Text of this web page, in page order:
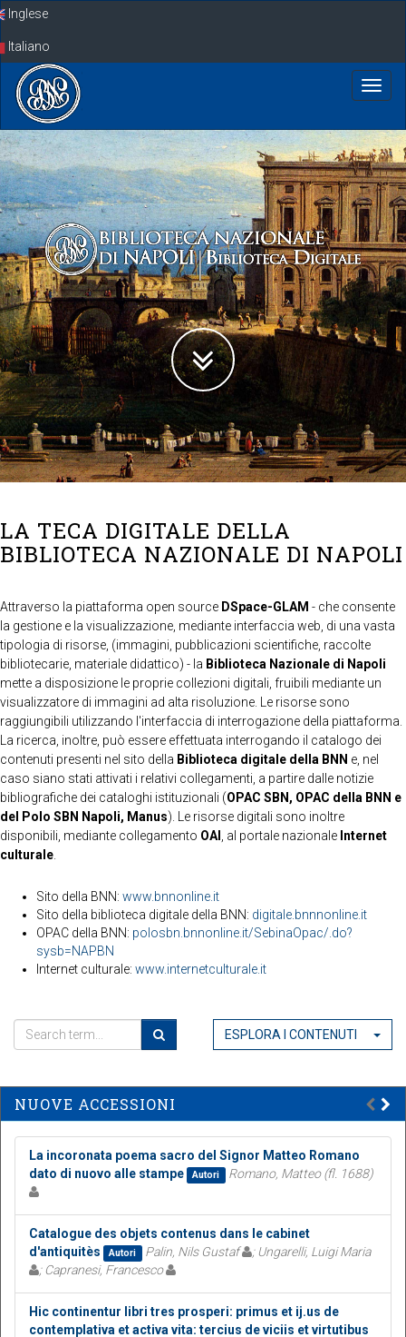
SkipInglese
Italiano
LA TECA DIGITALE DELLA
BIBLIOTECA NAZIONALE DI NAPOLI
Attraverso la piattaforma open source DSpace-GLAM - che consente
la gestione e la visualizzazione, mediante interfaccia web, di una vasta
tipologia di risorse, (immagini, pubblicazioni scientifiche, raccolte
bibliotecarie, materiale didattico) - la Biblioteca Nazionale di Napoli
mette a disposizione le proprie collezioni digitali, fruibili mediante un
visualizzatore di immagini ad alta risoluzione. Le risorse sono
raggiungibili utilizzando l'interfaccia di interrogazione della piattaforma.
La ricerca, inoltre, può essere effettuata interrogando il catalogo dei
contenuti presenti nel sito della Biblioteca digitale della BNN e, nel
caso siano stati attivati i relativi collegamenti, a partire dalle notizie
bibliografiche dei cataloghi istituzionali (OPAC SBN, OPAC della BNN e
del Polo SBN Napoli, Manus). Le risorse digitali sono inoltre
disponibili, mediante collegamento OAI , al portale nazionale Internet
culturale
Sito della BNN: www.bnnonline.it
Sito della biblioteca digitale della BNN: digitale.bnnnonline.it
OPAC della BNN: polosbn.bnnonline.it/SebinaOpac/.do?
sysb=NAPBN
Internet culturale: www.internetculturale.it
ESPLORA I CONTENUTI
NUOVE ACCESSIONI
La incoronata poema sacro del Signor Matteo Romano
dato di nuovo alle stampe
Autori Romano, Matteo (fl. 1688)
Catalogue des objets contenus dans le cabinet
d'antiquitès
Autori Palin, Nils Gustaf
; Ungarelli, Luigi Maria
; Capranesi, Francesco
Hic continentur libri tres prosperi: primus et ij.us de
contemplativa et activa vita: tercius de viciis et virtutibus